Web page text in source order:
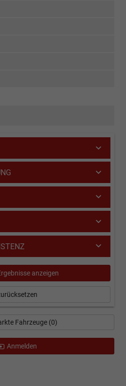
anzeigen
Fahrzeuge (0)
Anmelden